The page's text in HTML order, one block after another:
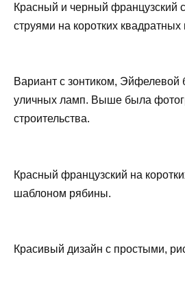
Красный и черный французский
струями на коротких квадратных
Вариант с зонтиком, Эйфелевой
уличных ламп. Выше была
строительства.
Красный французский на
шаблоном рябины.
Красивый дизайн с простыми,